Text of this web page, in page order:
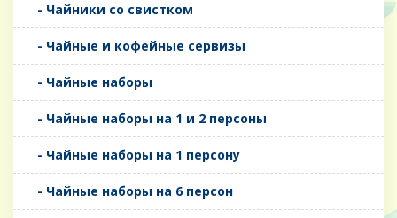
- Чайники со свистком
- Чайные и кофейные сервизы
- Чайные наборы
- Чайные наборы на 1 и 2 персоны
- Чайные наборы на 1 персону
- Чайные наборы на 6 персон